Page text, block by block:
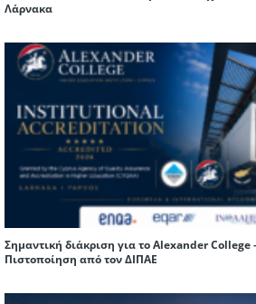
Λάρνακα
Σημαντική διάκριση για το Alexander College
Πιστοποίηση από τον ΔΙΠΑΕ